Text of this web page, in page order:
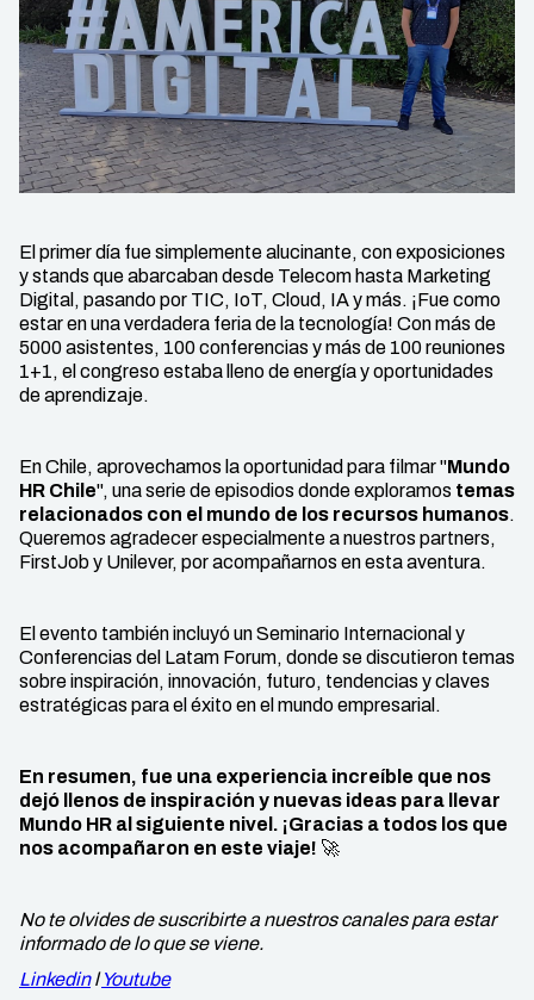
El primer día fue simplemente alucinante, con exposiciones
y stands que abarcaban desde Telecom hasta Marketing
Digital, pasando por TIC, IoT, Cloud, IA y más. ¡Fue como
estar en una verdadera feria de la tecnología! Con más de
5000 asistentes, 100 conferencias y más de 100 reuniones
1+1, el congreso estaba lleno de energía y oportunidades
de aprendizaje.
En Chile, aprovechamos la oportunidad para filmar "Mundo
HR Chile", una serie de episodios donde exploramos temas
relacionados con el mundo de los recursos humanos.
Queremos agradecer especialmente a nuestros partners,
FirstJob y Unilever, por acompañarnos en esta aventura.
El evento también incluyó un Seminario Internacional y
Conferencias del Latam Forum, donde se discutieron temas
sobre inspiración, innovación, futuro, tendencias y claves
estratégicas para el éxito en el mundo empresarial.
En resumen, fue una experiencia increíble que nos
dejó llenos de inspiración y nuevas ideas para llevar
Mundo HR al siguiente nivel. ¡Gracias a todos los que
nos acompañaron en este viaje! 🚀
No te olvides de suscribirte a nuestros canales para estar
informado de lo que se viene.
LinkedinlYoutube